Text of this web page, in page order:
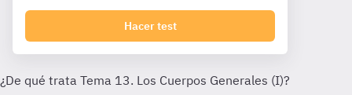
Hacer test